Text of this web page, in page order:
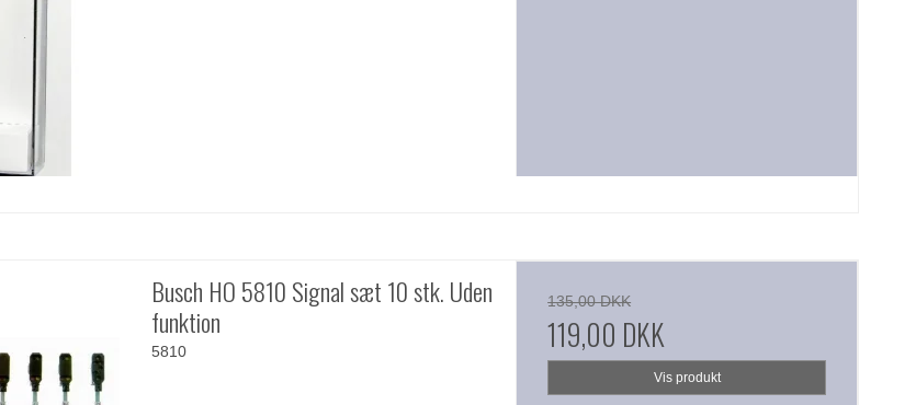
Busch HO 5810 Signal sæt 10 stk. Uden
funktion
5810
135,00 DKK
119,00 DKK
Vis produkt